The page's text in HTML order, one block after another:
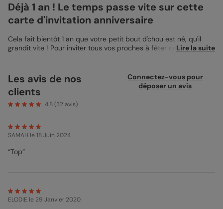
Déjà 1 an ! Le temps passe vite sur cette
carte d'invitation anniversaire
Cela fait bientôt 1 an que votre petit bout d'chou est né, qu'il
grandit vite ! Pour inviter tous vos proches à fêter ce premier
vie de votre enfant ! Cela permettra en plus à ceux qui ne
peuvent pas voir votre enfant très souvent de se souvenir de sa
bouille d'ange !
Lire la suite
Les avis de nos
clients
4.8(32 avis)
Connectez-vous pour
déposer un avis
SAMAH le 18 Juin 2024
“Top”
ELODIE le 29 Janvier 2020